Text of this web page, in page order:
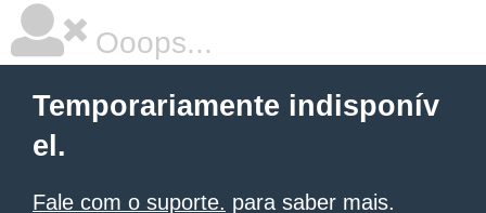
Ooops...
Temporariamente indisponív
el.
Fale com o suporte. para saber mais.